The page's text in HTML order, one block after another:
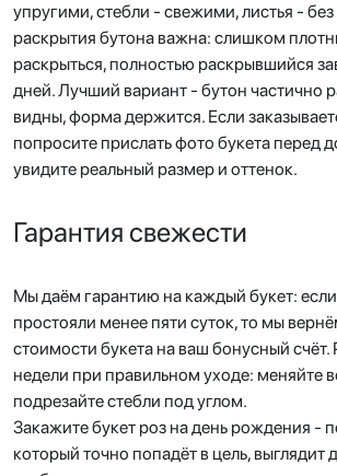
упругими, стебли - свежими, листья -
раскрытия бутона важна: слишком
раскрыться, полностью раскрывшийся
дней. Лучший вариант - бутон частично
видны, форма держится. Если
попросите прислать фото букета перед
увидите реальный размер и оттенок.
Гарантия свежести
Мы даём гарантию на каждый букет: если
простояли менее пяти суток, то мы
стоимости букета на ваш бонусный счёт.
недели при правильном уходе: меняйте
подрезайте стебли под углом.
Закажите букет роз на день рождения -
который точно попадёт в цель, выглядит